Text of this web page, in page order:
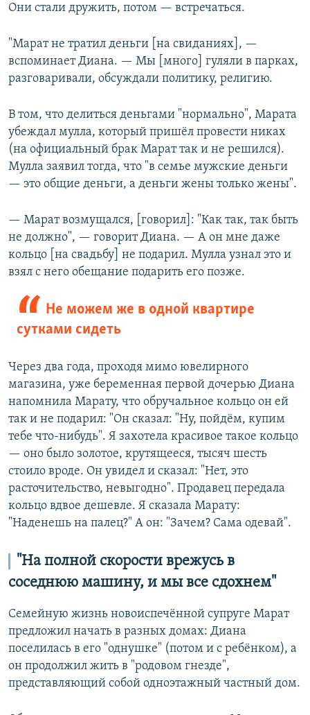
Они стали дружить, потом — встречаться.
"Марат не тратил деньги [на свиданиях], —
вспоминает Диана. — Мы [много] гуляли в парках,
разговаривали, обсуждали политику, религию.
В том, что делиться деньгами "нормально", Марата
убеждал мулла, который пришёл провести никах
(на официальный брак Марат так и не решился).
Мулла заявил тогда, что "в семье мужские деньги
— это общие деньги, а деньги жены только жены".
— Марат возмущался, [говорил]: "Как так, так быть
не должно", — говорит Диана. — А он мне даже
кольцо [на свадьбу] не подарил. Мулла узнал это и
взял с него обещание подарить его позже.
Не можем же в одной квартире
сутками сидеть
Через два года, проходя мимо ювелирного
магазина, уже беременная первой дочерью Диана
напомнила Марату, что обручальное кольцо он ей
так и не подарил: "Он сказал: "Ну, пойдём, купим
тебе что-нибудь". Я захотела красивое такое кольцо
— оно было золотое, крутящееся, тысяч шесть
стоило вроде. Он увидел и сказал: "Нет, это
расточительство, невыгодно". Продавец передала
кольцо вдвое дешевле. Я сказала Марату:
"Наденешь на палец?" А он: "Зачем? Сама одевай".
"На полной скорости врежусь в
соседнюю машину, и мы все сдохнем"
Семейную жизнь новоиспечённой супруге Марат
предложил начать в разных домах: Диана
поселилась в его "однушке" (потом и с ребёнком), а
он продолжил жить в "родовом гнезде",
представляющий собой одноэтажный частный дом.